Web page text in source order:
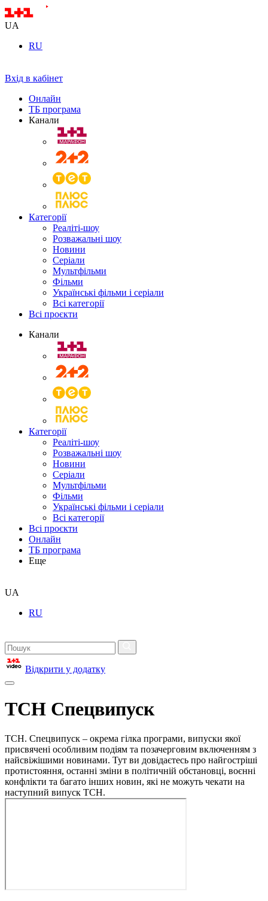
UA
RU
Вхід в кабінет
Онлайн
ТБ програма
Канали
Категорії
Реаліті-шоу
Розважальні шоу
Новини
Серіали
Мультфільми
Фільми
Українські фільми і серіали
Всі категорії
Всі проєкти
Канали
Категорії
Реаліті-шоу
Розважальні шоу
Новини
Серіали
Мультфільми
Фільми
Українські фільми і серіали
Всі категорії
Всі проєкти
Онлайн
ТБ програма
Еще
UA
RU
Відкрити у додатку
ТСН Спецвипуск
ТСН. Спецвипуск – окрема гілка програми, випуски якої
присвячені особливим подіям та позачерговим включенням з
найсвіжішими новинами. Тут ви довідаєтесь про найгостріші
протистояння, останні зміни в політичній обстановці, воєнні
конфлікти та багато інших новин, які не можуть чекати на
наступний випуск ТСН.